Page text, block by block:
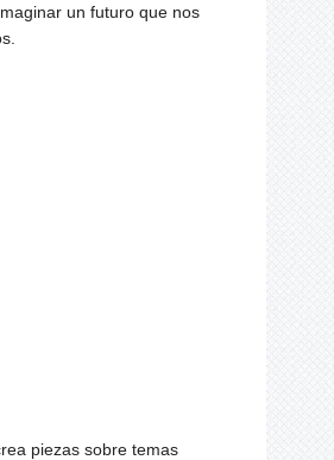
un futuro que nos
piezas sobre temas